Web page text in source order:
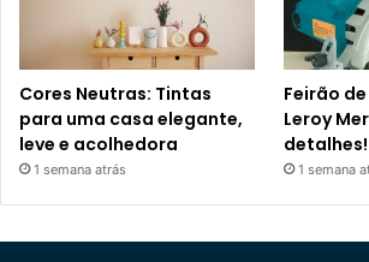
Cores Neutras: Tintas
para uma casa elegante,
leve e acolhedora
1 semana atrás
Feirão
Leroy
detalhes!
1 semana